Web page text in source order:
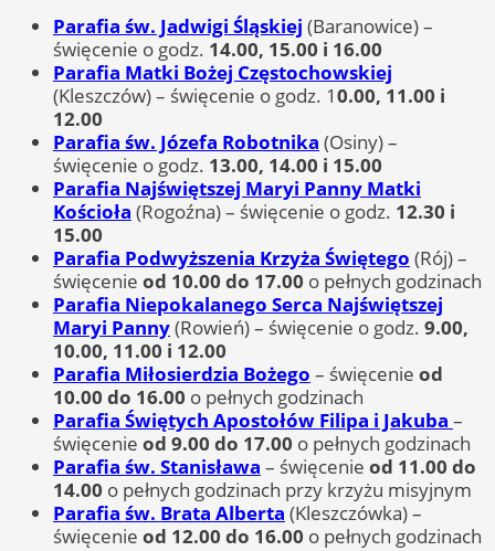
Parafia św. Jadwigi Śląskiej (Baranowice) –
święcenie o godz. 14.00, 15.00 i 16.00
Parafia Matki Bożej Częstochowskiej
(Kleszczów) – święcenie o godz. 10.00, 11.00 i
12.00
Parafia św. Józefa Robotnika (Osiny) –
święcenie o godz. 13.00, 14.00 i 15.00
Parafia Najświętszej Maryi Panny Matki
Kościoła (Rogoźna) – święcenie o godz. 12.30 i
15.00
Parafia Podwyższenia Krzyża Świętego (Rój) –
święcenie od 10.00 do 17.00 o pełnych godzinach
Parafia Niepokalanego Serca Najświętszej
Maryi Panny(Rowień) – święcenie o godz. 9.00,
10.00, 11.00 i 12.00
Parafia Miłosierdzia Bożego – święcenie od
10.00 do 16.00 o pełnych godzinach
Parafia Świętych Apostołów Filipa i Jakuba –
święcenie od 9.00 do 17.00 o pełnych godzinach
Parafia św. Stanisława – święcenie od 11.00 do
14.00 o pełnych godzinach przy krzyżu misyjnym
Parafia św. Brata Alberta (Kleszczówka) –
święcenie od 12.00 do 16.00 o pełnych godzinach